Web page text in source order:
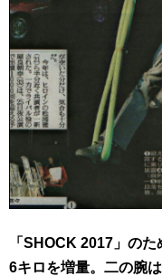
「SHOCK 2017」の
6キロを増量。二の腕は